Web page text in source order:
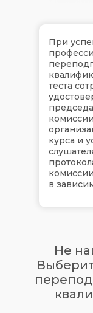
При
теста
курса и
в
Не